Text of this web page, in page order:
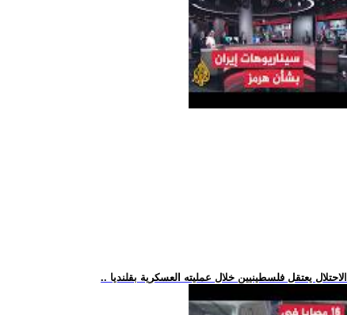
.. الاحتلال يعتقل فلسطينيين خلال عمليته العسكرية بقلنديا